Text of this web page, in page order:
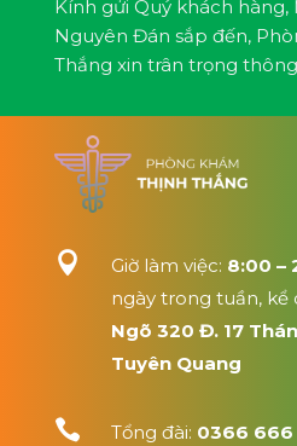
Kính gửi Quý khách hàng,
Nguyên Đán sắp đến,
Thắng xin trân trọng
 Giờ làm việc: 8:00 –
ngày trong tuần, kể
Ngõ 320 Đ. 17
Tuyên Quang
 Tổng đài: 0366 666